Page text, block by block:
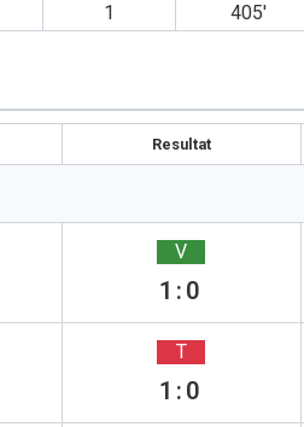
1 405′
Resultat
V
1:0
T
1:0